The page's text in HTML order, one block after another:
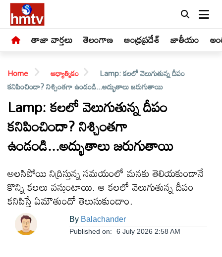
తాజా వార్తలు తెలంగాణ ఆంధ్రప్రదేశ్ జాతీయం
LIVE
తాజా
తెలంగాణ
ఆంధ్రప్రదేశ్
Home ఆధ్యాత్మికం
Lamp: కలలో వెలుగుతున్న దీపం
కనిపించిందా? నిశ్చింతగా ఉండండి...అద్భుతాలు జరుగుతాయి
Lamp: కలలో వెలుగుతున్న దీపం
కనిపించిందా? నిశ్చింతగా
ఉండండి...అద్భుతాలు జరుగుతాయి
అలసిపోయి నిద్రిస్తున్న సమయంలో మనకు తెలియకుండానే
కొన్ని కలలు వస్తుంటాయి. ఆ కలలో వెలుగుతున్న దీపం
కనిపిస్తే ఏమౌతుందో తెలుసుకుందాం.
By Balachander
Published on: 6 July 2026 2:58 AM